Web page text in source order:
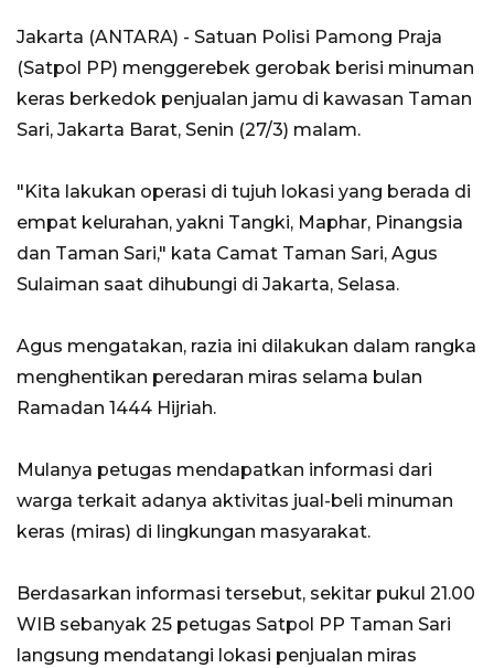
Jakarta (ANTARA) - Satuan Polisi Pamong Praja
(Satpol PP) menggerebek gerobak berisi minuman
keras berkedok penjualan jamu di kawasan Taman
Sari, Jakarta Barat, Senin (27/3) malam.
"Kita lakukan operasi di tujuh lokasi yang berada di
empat kelurahan, yakni Tangki, Maphar, Pinangsia
dan Taman Sari," kata Camat Taman Sari, Agus
Sulaiman saat dihubungi di Jakarta, Selasa.
Agus mengatakan, razia ini dilakukan dalam rangka
menghentikan peredaran miras selama bulan
Ramadan 1444 Hijriah.
Mulanya petugas mendapatkan informasi dari
warga terkait adanya aktivitas jual-beli minuman
keras (miras) di lingkungan masyarakat.
Berdasarkan informasi tersebut, sekitar pukul 21.00
WIB sebanyak 25 petugas Satpol PP Taman Sari
langsung mendatangi lokasi penjualan miras